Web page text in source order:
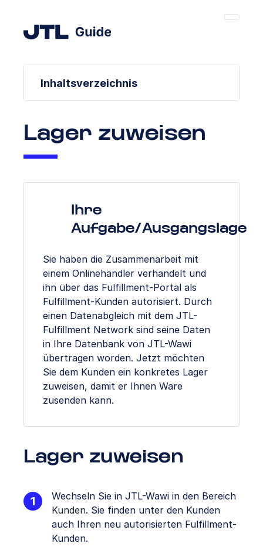
Inhaltsverzeichnis
Lager zuweisen
Ihre
Aufgabe/Ausgangslage
Sie haben die Zusammenarbeit mit
einem Onlinehändler verhandelt und
ihn über das Fulfillment-Portal als
Fulfillment-Kunden autorisiert. Durch
einen Datenabgleich mit dem JTL-
Fulfillment Network sind seine Daten
in Ihre Datenbank von JTL-Wawi
übertragen worden. Jetzt möchten
Sie dem Kunden ein konkretes Lager
zuweisen, damit er Ihnen Ware
zusenden kann.
Lager zuweisen
Wechseln Sie in JTL-Wawi in den Bereich
Kunden. Sie finden unter den Kunden
auch Ihren neu autorisierten Fulfillment-
Kunden.